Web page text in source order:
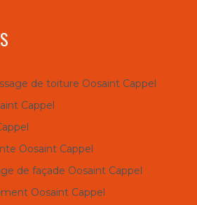
de toiture Oosaint Cappel
Cappel
Oosaint Cappel
de façade Oosaint Cappel
Oosaint Cappel